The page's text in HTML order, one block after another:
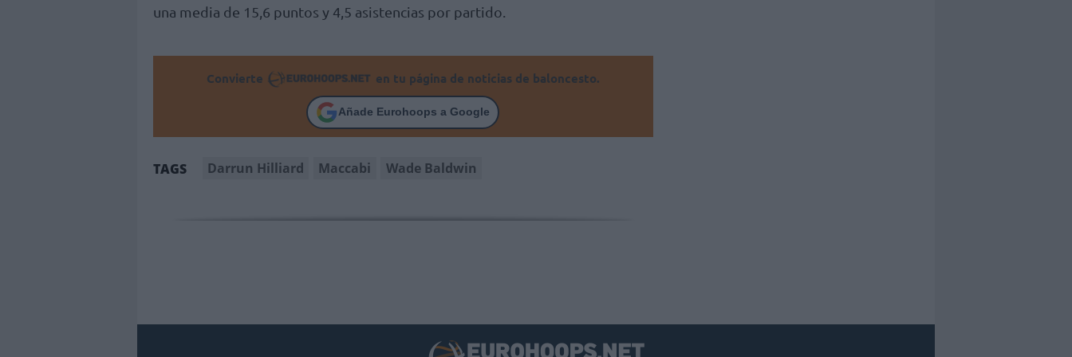
una media de 15,6 puntos y 4,5 asistencias por partido.
Convierte en tu página de noticias de baloncesto.
Añade Eurohoops a Google
TAGS Darrun Hilliard Maccabi Wade Baldwin